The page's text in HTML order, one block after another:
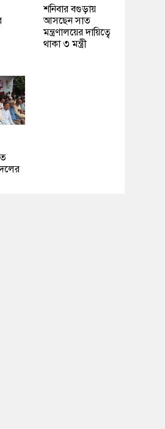
শনিবার বগুড়ায়
আসছেন সাত
মন্ত্রণালয়ের দায়িত্বে
থাকা ৩ মন্ত্রী